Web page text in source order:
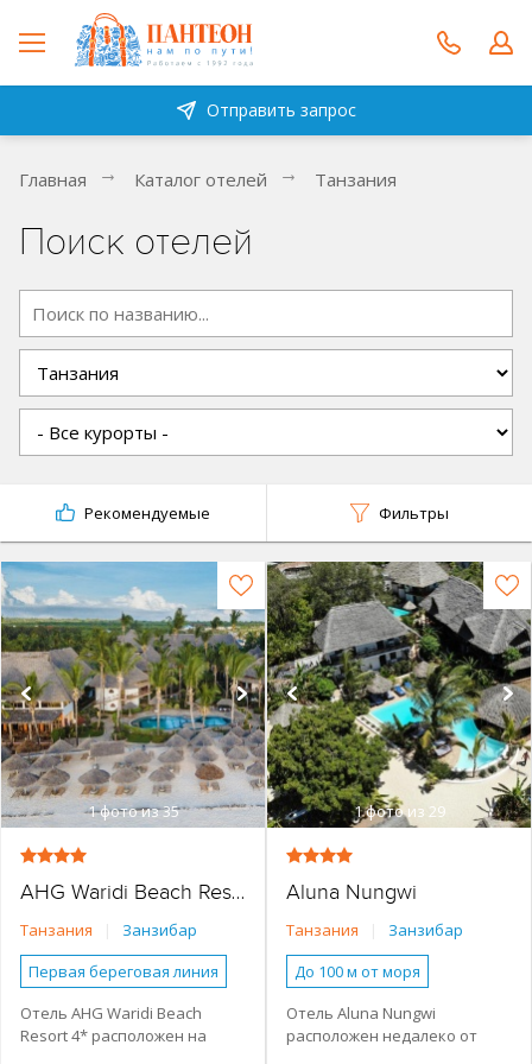
Отправить запрос
Главная Каталог отелей Танзания
Поиск отелей
Рекомендуемые Фильтры
1фото из 35
AHG Waridi Beach Resort
Танзания
Занзибар
Первая береговая линия
Небольшой отель
Основное здание
Отель AHG Waridi Beach
Resort 4* расположен на
1фото из 29
Aluna Nungwi
Танзания
Занзибар
До 100 м от моря
Наличие туристической
инфраструктуры рядом
Отель Aluna Nungwi
расположен недалеко от